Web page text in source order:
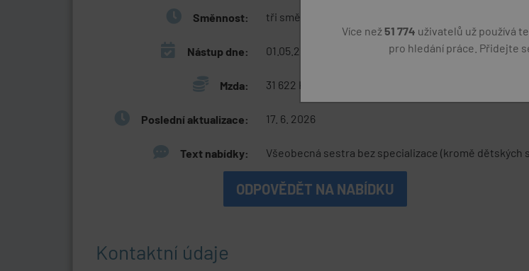
Směnnost: tři směny
Nástup dne: 01.05.2026
Mzda: 31 622 Kč za měsíc
Poslední aktualizace: 17. 6. 2026
Text nabídky: Všeobecná sestra bez specializace (kromě dětských
ODPOVĚDĚT NA NABÍDKU
Kontaktní údaje
Více než 51 774 uživatelů už používá
pro hledání práce. Přidejte